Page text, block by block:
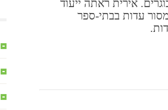
למבוגרים. אירית ראתה ייעוד
עדות בבתי-ספר